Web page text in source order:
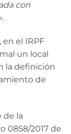
con
el IRPF
un local
la definición
de
de la
0858/2017 de